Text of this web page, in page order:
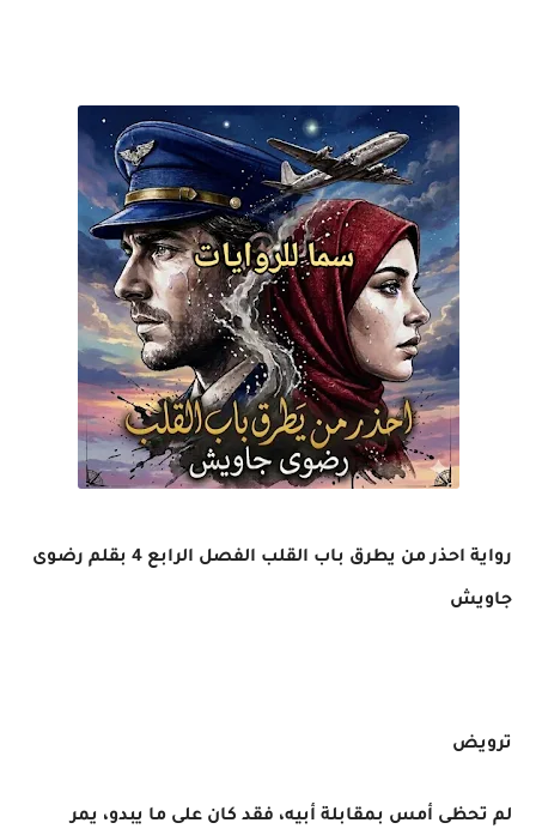
رواية احذر من يطرق باب القلب الفصل الرابع 4 بقلم رضوى
جاويش
ترويض
لم تحظى أمس بمقابلة أبيه، فقد كان على ما يبدو، يمر